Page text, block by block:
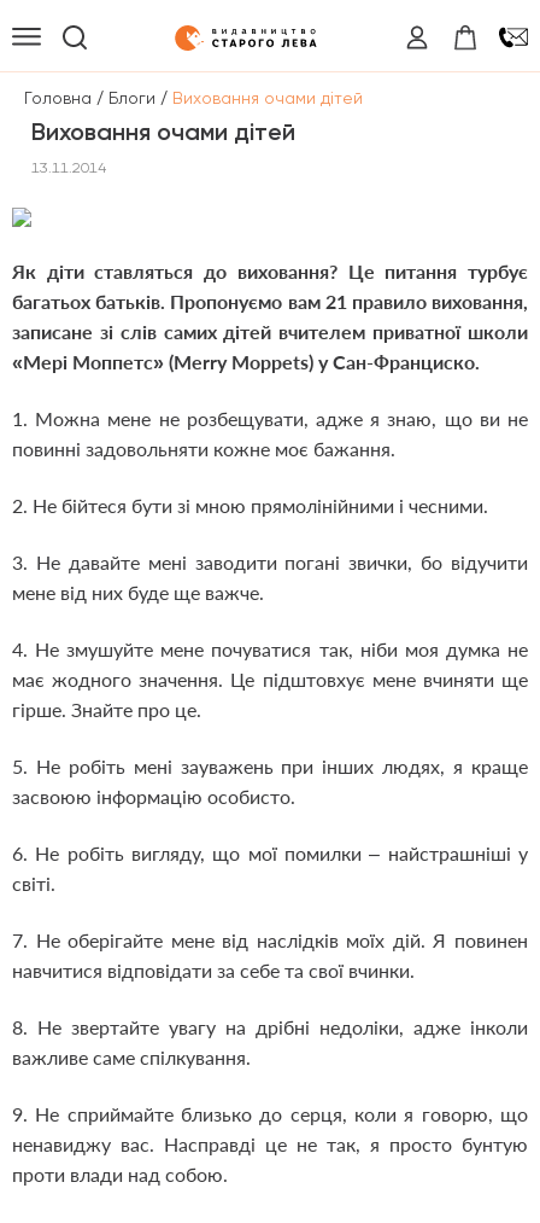
Головна / Блоги / Виховання очами дітей
Виховання очами дітей
13.11.2014
Як діти ставляться до виховання? Це питання турбує
багатьох батьків. Пропонуємо вам 21 правило виховання,
записане зі слів самих дітей вчителем приватної школи
«Мері Моппетс» (Merry Moppets) у Сан-Франциско.
1. Можна мене не розбещувати, адже я знаю, що ви не
повинні задовольняти кожне моє бажання.
2. Не бійтеся бути зі мною прямолінійними і чесними.
3. Не давайте мені заводити погані звички, бо відучити
мене від них буде ще важче.
4. Не змушуйте мене почуватися так, ніби моя думка не
має жодного значення. Це підштовхує мене вчиняти ще
гірше. Знайте про це.
5. Не робіть мені зауважень при інших людях, я краще
засвоюю інформацію особисто.
6. Не робіть вигляду, що мої помилки – найстрашніші у
світі.
7. Не оберігайте мене від наслідків моїх дій. Я повинен
навчитися відповідати за себе та свої вчинки.
8. Не звертайте увагу на дрібні недоліки, адже інколи
важливе саме спілкування.
9. Не сприймайте близько до серця, коли я говорю, що
ненавиджу вас. Насправді це не так, я просто бунтую
проти влади над собою.